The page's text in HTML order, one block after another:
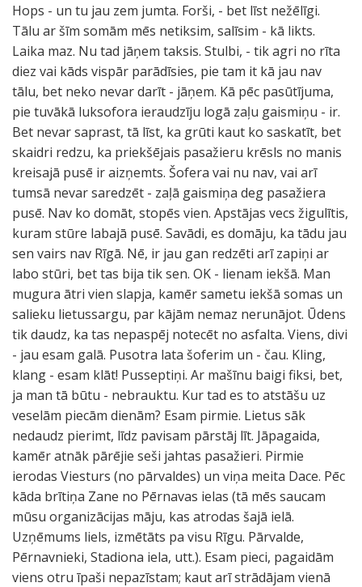
Hops - un tu jau zem jumta. Forši, - bet līst nežēlīgi.
Tālu ar šīm somām mēs netiksim, salīsim - kā likts.
Laika maz. Nu tad jāņem taksis. Stulbi, - tik agri no rīta
diez vai kāds vispār parādīsies, pie tam it kā jau nav
tālu, bet neko nevar darīt - jāņem. Kā pēc pasūtījuma,
pie tuvākā luksofora ieraudzīju logā zaļu gaismiņu - ir.
Bet nevar saprast, tā līst, ka grūti kaut ko saskatīt, bet
skaidri redzu, ka priekšējais pasažieru krēsls no manis
kreisajā pusē ir aizņemts. Šofera vai nu nav, vai arī
tumsā nevar saredzēt - zaļā gaismiņa deg pasažiera
pusē. Nav ko domāt, stopēs vien. Apstājas vecs žigulītis,
kuram stūre labajā pusē. Savādi, es domāju, ka tādu jau
sen vairs nav Rīgā. Nē, ir jau gan redzēti arī zapiņi ar
labo stūri, bet tas bija tik sen. OK - lienam iekšā. Man
mugura ātri vien slapja, kamēr sametu iekšā somas un
salieku lietussargu, par kājām nemaz nerunājot. Ūdens
tik daudz, ka tas nepaspēj notecēt no asfalta. Viens, divi
- jau esam galā. Pusotra lata šoferim un - čau. Kling,
klang - esam klāt! Pusseptiņi. Ar mašīnu baigi fiksi, bet,
ja man tā būtu - nebrauktu. Kur tad es to atstāšu uz
veselām piecām dienām? Esam pirmie. Lietus sāk
nedaudz pierimt, līdz pavisam pārstāj līt. Jāpagaida,
kamēr atnāk pārējie seši jahtas pasažieri. Pirmie
ierodas Viesturs (no pārvaldes) un viņa meita Dace. Pēc
kāda brītiņa Zane no Pērnavas ielas (tā mēs saucam
mūsu organizācijas māju, kas atrodas šajā ielā.
Uzņēmums liels, izmētāts pa visu Rīgu. Pārvalde,
Pērnavnieki, Stadiona iela, utt.). Esam pieci, pagaidām
viens otru īpaši nepazīstam; kaut arī strādājam vienā